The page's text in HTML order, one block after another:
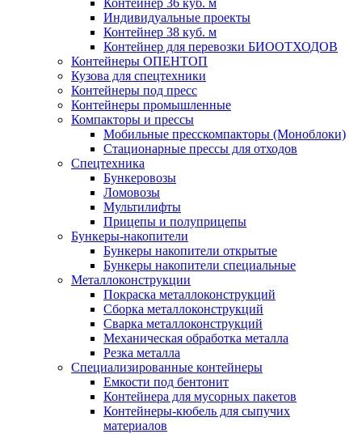
Контейнер 36 куб. м
Индивидуальные проекты
Контейнер 38 куб. м
Контейнер для перевозки БИООТХОДОВ
Контейнеры ОПЕНТОП
Кузова для спецтехники
Контейнеры под пресс
Контейнеры промышленные
Компакторы и прессы
Мобильные пресскомпакторы (Моноблоки)
Стационарные прессы для отходов
Спецтехника
Бункеровозы
Ломовозы
Мультилифты
Прицепы и полуприцепы
Бункеры-накопители
Бункеры накопители открытые
Бункеры накопители специальные
Металлоконструкции
Покраска металлоконструкций
Сборка металлоконструкций
Сварка металлоконструкций
Механическая обработка металла
Резка металла
Специализированные контейнеры
Емкости под бентонит
Контейнера для мусорных пакетов
Контейнеры-кюбель для сыпучих
материалов